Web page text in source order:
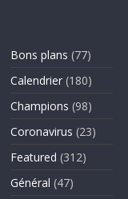
Bons plans (77)
Calendrier (180)
Champions (98)
Coronavirus (23)
Featured (312)
Général (47)